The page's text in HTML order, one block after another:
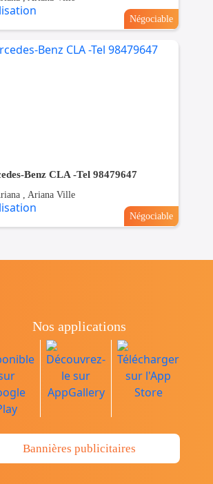
Négociable
Benz CLA -Tel 98479647
, Ariana Ville
Négociable
Nos applications
Bannières publicitaires